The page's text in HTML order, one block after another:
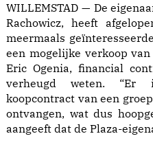
WILLEMSTAD — De
Rachowicz, heeft
meermaals
een mogelijke verkoop
Eric Ogenia, financial
verheugd weten. “Er
koopcontract van een
ontvangen, wat dus
aangeeft dat de Plaza-